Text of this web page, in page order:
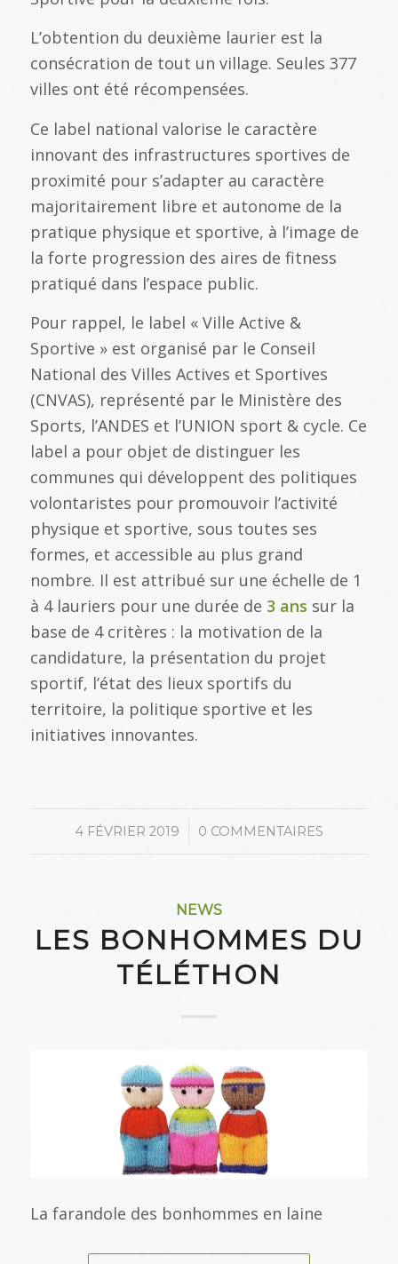
L’obtention du deuxième laurier est la
consécration de tout un village. Seules 377
villes ont été récompensées.
Ce label national valorise le caractère
innovant des infrastructures sportives de
proximité pour s’adapter au caractère
majoritairement libre et autonome de la
pratique physique et sportive, à l’image de
la forte progression des aires de fitness
pratiqué dans l’espace public.
Pour rappel, le label « Ville Active &
Sportive » est organisé par le Conseil
National des Villes Actives et Sportives
(CNVAS), représenté par le Ministère des
Sports, l’ANDES et l’UNION sport & cycle. Ce
label a pour objet de distinguer les
communes qui développent des politiques
volontaristes pour promouvoir l’activité
physique et sportive, sous toutes ses
formes, et accessible au plus grand
nombre. Il est attribué sur une échelle de 1
à 4 lauriers pour une durée de 3 ans sur la
base de 4 critères : la motivation de la
candidature, la présentation du projet
sportif, l’état des lieux sportifs du
territoire, la politique sportive et les
initiatives innovantes.
4 FÉVRIER 2019
/ 0 COMMENTAIRES
NEWS
LES BONHOMMES DU
TÉLÉTHON
La farandole des bonhommes en laine